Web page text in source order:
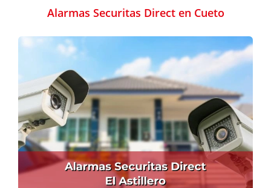
Alarmas Securitas Direct en Cueto